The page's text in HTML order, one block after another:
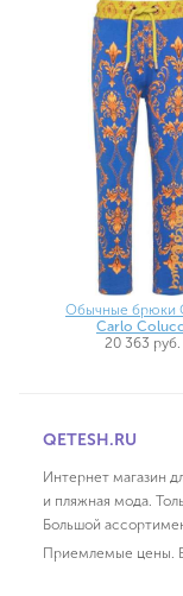
Обычные брюки
Carlo
20 363 руб.
QETESH.RU
Интернет магазин
и пляжная мода.
Большой
Приемлемые цены.